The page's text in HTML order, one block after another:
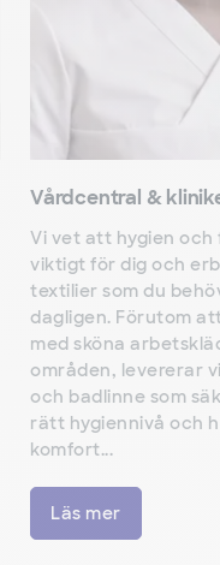
Vårdcentral &
Vi vet att hygien
viktigt för dig och
textilier som du
dagligen. Förutom
med sköna
områden, levererar
och badlinne som
rätt hygiennivå och
komfort...
Läs mer